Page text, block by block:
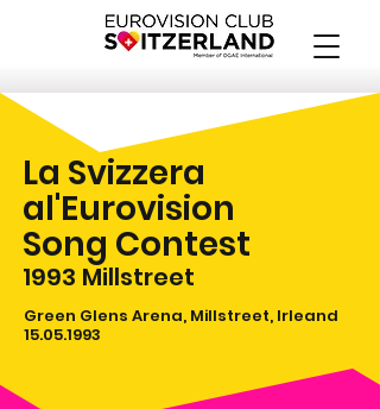
La Svizzera
al'Eurovision
Song Contest
Millstreet
1993
Green Glens Arena, Millstreet, Irleand
15.05.1993